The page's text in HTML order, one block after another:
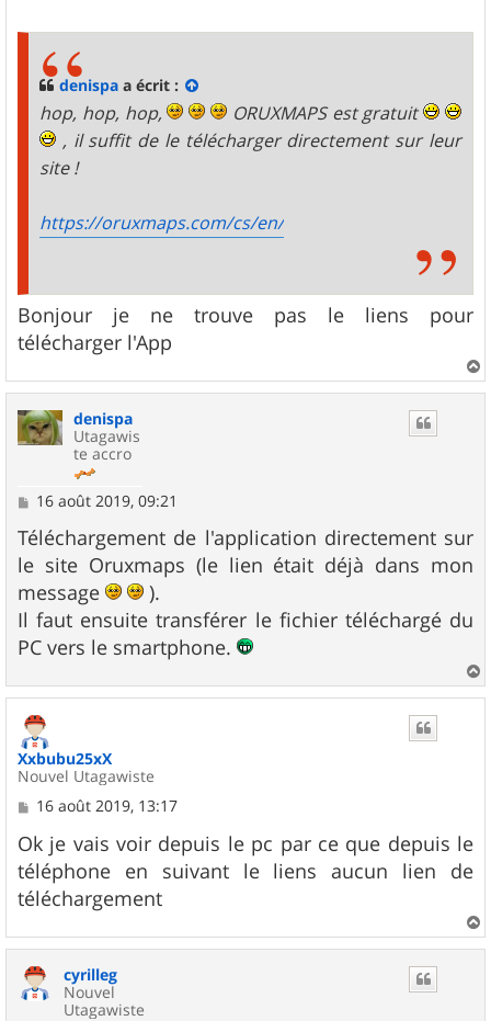
denispa a écrit :
hop, hop, hop,
ORUXMAPS est gratuit
, il suffit de le télécharger directement sur leur
site !
https://oruxmaps.com/cs/en/
Bonjour je ne trouve pas le liens pour
télécharger l'App
a
denispa
Utagawis
te accro
M
s
s
a
g
e
16 août 2019, 09:21
Téléchargement de l'application directement sur
le site Oruxmaps (le lien était déjà dans mon
message
).
Il faut ensuite transférer le fichier téléchargé du
PC vers le smartphone.
a
Xxbubu25xX
Nouvel Utagawiste
M
s
s
a
g
e
16 août 2019, 13:17
Ok je vais voir depuis le pc par ce que depuis le
téléphone en suivant le liens aucun lien de
téléchargement
a
cyrilleg
Nouvel
Utagawiste